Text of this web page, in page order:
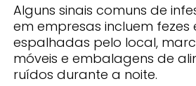
Alguns sinais comuns de
em empresas incluem fezes
espalhadas pelo local,
móveis e embalagens de
ruídos durante a noite.